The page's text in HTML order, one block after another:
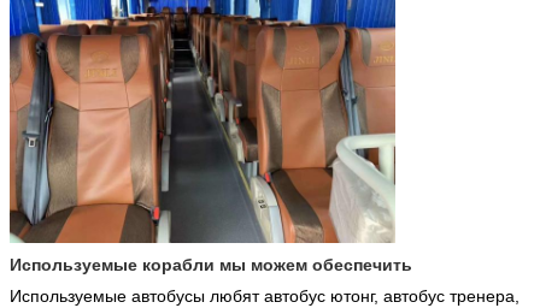
Используемые корабли мы можем обеспечить
Используемые автобусы любят автобус ютонг, автобус тренера,